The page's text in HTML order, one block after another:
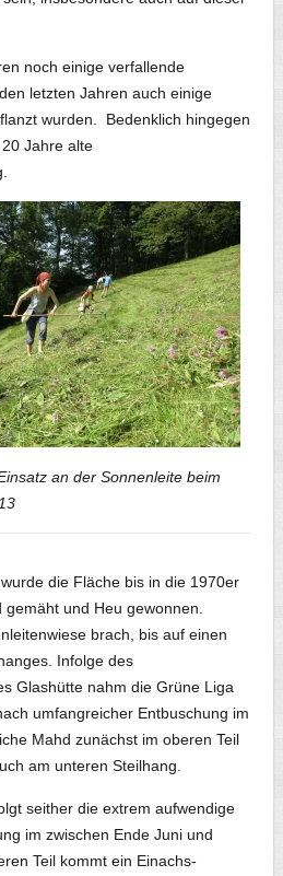
noch einige verfallende
letzten Jahren auch einige
wurden. Bedenklich hingegen
Jahre alte
an der Sonnenleite beim
die Fläche bis in die 1970er
und Heu gewonnen.
brach, bis auf einen
Infolge des
Glashütte nahm die Grüne Liga
umfangreicher Entbuschung im
Mahd zunächst im oberen Teil
am unteren Steilhang.
seither die extrem aufwendige
im zwischen Ende Juni und
Teil kommt ein Einachs-